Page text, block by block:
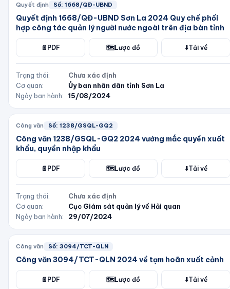
Quyết định Số: 1668/QĐ-UBND
Quyết định 1668/QĐ-UBND Sơn La 2024 Quy chế phối
hợp công tác quản lý người nước ngoài trên địa bàn tỉnh
📄 PDF 🗺️Lược đồ ⬇️Tải về
Trạng thái:
Chưa xác định
Cơ quan:
Ủy ban nhân dân tỉnh Sơn La
Ngày ban hành:
15/08/2024
Công văn Số: 1238/GSQL-GQ2
Công văn 1238/GSQL-GQ2 2024 vướng mắc quyền xuất
khẩu, quyền nhập khẩu
📄 PDF 🗺️Lược đồ ⬇️Tải về
Trạng thái:
Chưa xác định
Cơ quan:
Cục Giám sát quản lý về Hải quan
Ngày ban hành:
29/07/2024
Công văn Số: 3094/TCT-QLN
Công văn 3094/TCT-QLN 2024 về tạm hoãn xuất cảnh
📄 PDF 🗺️Lược đồ ⬇️Tải về